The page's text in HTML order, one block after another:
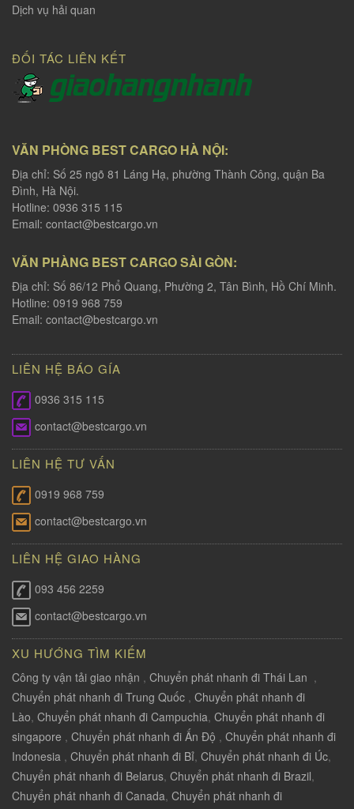
Dịch vụ hải quan
ĐỐI TÁC LIÊN KẾT
VĂN PHÒNG BEST CARGO HÀ NỘI:
Địa chỉ: Số 25 ngõ 81 Láng Hạ, phường Thành Công, quận Ba
Đình, Hà Nội.
Hotline: 0936 315 115
Email: contact@bestcargo.vn
VĂN PHÀNG BEST CARGO SÀI GÒN:
Địa chỉ: Số 86/12 Phổ Quang, Phường 2, Tân Bình, Hồ Chí Minh.
Hotline: 0919 968 759
Email: contact@bestcargo.vn
LIÊN HỆ BÁO GÍA
0936 315 115
contact@bestcargo.vn
LIÊN HỆ TƯ VẤN
0919 968 759
contact@bestcargo.vn
LIÊN HỆ GIAO HÀNG
093 456 2259
contact@bestcargo.vn
XU HƯỚNG TÌM KIẾM
Công ty vận tải giao nhận , Chuyển phát nhanh đi Thái Lan ,
Chuyển phát nhanh đi Trung Quốc , Chuyển phát nhanh đi
Lào, Chuyển phát nhanh đi Campuchia, Chuyển phát nhanh đi
singapore , Chuyển phát nhanh đi Ấn Độ , Chuyển phát nhanh đi
Indonesia , Chuyển phát nhanh đi Bỉ, Chuyển phát nhanh đi Úc,
Chuyển phát nhanh đi Belarus, Chuyển phát nhanh đi Brazil,
Chuyển phát nhanh đi Canada, Chuyển phát nhanh đi